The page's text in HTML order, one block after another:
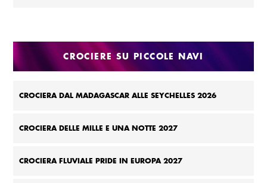
CROCIERE SU PICCOLE NAVI
CROCIERA DAL MADAGASCAR ALLE SEYCHELLES 2026
CROCIERA DELLE MILLE E UNA NOTTE 2027
CROCIERA FLUVIALE PRIDE IN EUROPA 2027